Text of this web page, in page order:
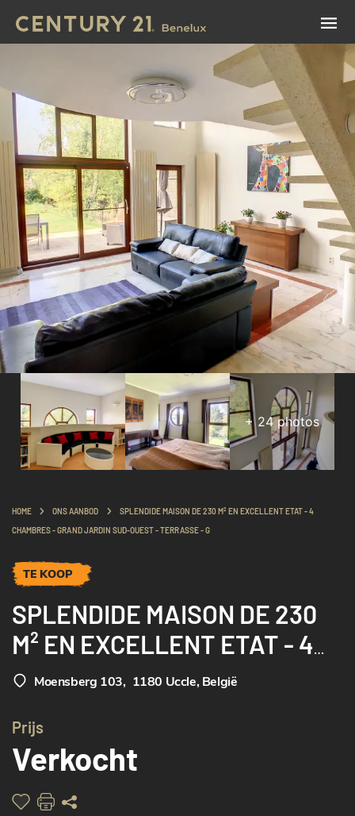
+24photos
HOME ONS AANBOD
SPLENDIDE MAISON DE 230 M² EN EXCELLENT ETAT - 4
CHAMBRES - GRAND JARDIN SUD-OUEST - TERRASSE - G
TE KOOP
SPLENDIDE MAISON DE 230
M² EN EXCELLENT ETAT - 4
CHAMBRES - GRAND JARDIN
Moensberg 103, 1180 Uccle, België
Prijs
Verkocht